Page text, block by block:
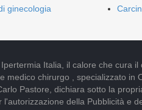
ginecologia
Italia, il calore che cura il
medico chirurgo , specializzato in
Pastore, dichiara sotto la
l'autorizzazione della Pubblicità e